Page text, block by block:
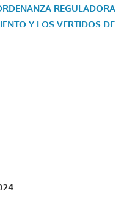
REGULADORA
Y LOS VERTIDOS DE